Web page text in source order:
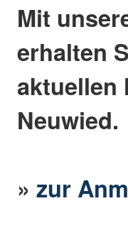
Mit
erhalten
aktuellen
Neuwied.
»zur